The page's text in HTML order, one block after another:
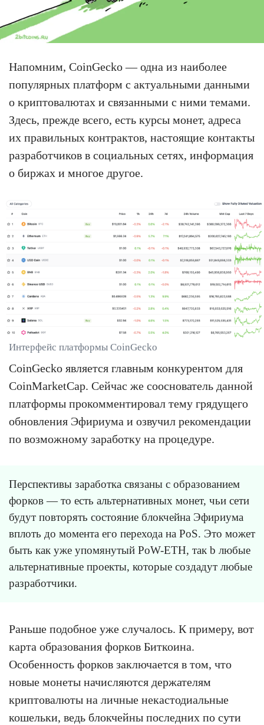
Напомним, CoinGecko — одна из наиболее
популярных платформ с актуальными данными
о криптовалютах и связанными с ними темами.
Здесь, прежде всего, есть курсы монет, адреса
их правильных контрактов, настоящие контакты
разработчиков в социальных сетях, информация
о биржах и многое другое.
Интерфейс платформы CoinGecko
CoinGecko является главным конкурентом для
CoinMarketCap. Сейчас же сооснователь данной
платформы прокомментировал тему грядущего
обновления Эфириума и озвучил рекомендации
по возможному заработку на процедуре.
Перспективы заработка связаны с образованием
форков — то есть альтернативных монет, чьи сети
будут повторять состояние блокчейна Эфириума
вплоть до момента его перехода на PoS. Это может
быть как уже упомянутый PoW-ETH, так b любые
альтернативные проекты, которые создадут любые
разработчики.
Раньше подобное уже случалось. К примеру, вот
карта образования форков Биткоина.
Особенность форков заключается в том, что
новые монеты начисляются держателям
криптовалюты на личные некастодиальные
кошельки, ведь блокчейны последних по сути